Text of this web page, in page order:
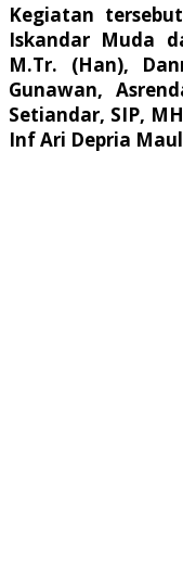
Kegiatan
Iskandar Muda
M.Tr. (Han),
Gunawan,
Setiandar, SIP,
Inf Ari Depria